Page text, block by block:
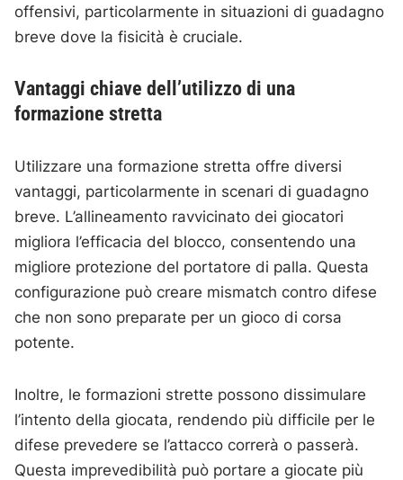
offensivi, particolarmente in situazioni di guadagno
breve dove la fisicità è cruciale.
Vantaggi chiave dell’utilizzo di una
formazione stretta
Utilizzare una formazione stretta offre diversi
vantaggi, particolarmente in scenari di guadagno
breve. L’allineamento ravvicinato dei giocatori
migliora l’efficacia del blocco, consentendo una
migliore protezione del portatore di palla. Questa
configurazione può creare mismatch contro difese
che non sono preparate per un gioco di corsa
potente.
Inoltre, le formazioni strette possono dissimulare
l’intento della giocata, rendendo più difficile per le
difese prevedere se l’attacco correrà o passerà.
Questa imprevedibilità può portare a giocate più